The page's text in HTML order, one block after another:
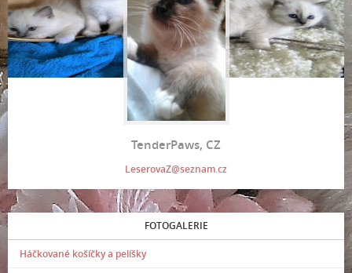
TenderPaws, CZ
LeserovaZ@seznam.cz
FOTOGALERIE
Háčkované košíčky a pelíšky